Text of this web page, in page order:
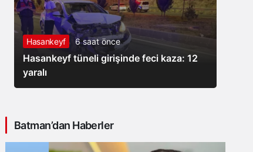
Hasankeyf 6 saat önce
Hasankeyf tüneli girişinde feci kaza: 12
yaralı
Batman’dan Haberler